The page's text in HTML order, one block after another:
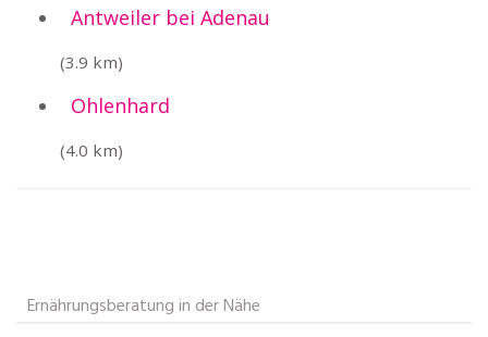
Antweiler bei Adenau
(3.9 km)
Ohlenhard
(4.0 km)
Ernährungsberatung in der Nähe